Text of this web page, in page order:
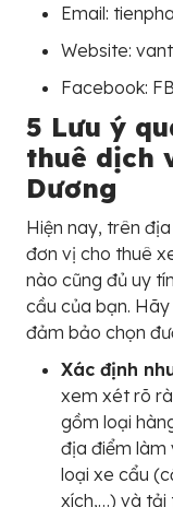
Email:
Website:
Facebook:
5 Lưu ý
thuê dịch
Dương
Hiện nay, trên
đơn vị cho thuê
nào cũng đủ uy
cầu của bạn.
đảm bảo chọn
Xác định
xem xét rõ
gồm loại
địa điểm làm
loại xe cẩu
xích,…) và tải